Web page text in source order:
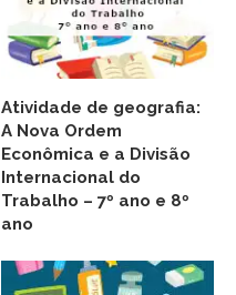
Atividade de geografia:
A Nova Ordem
Econômica e a Divisão
Internacional do
Trabalho – 7º ano e 8º
ano